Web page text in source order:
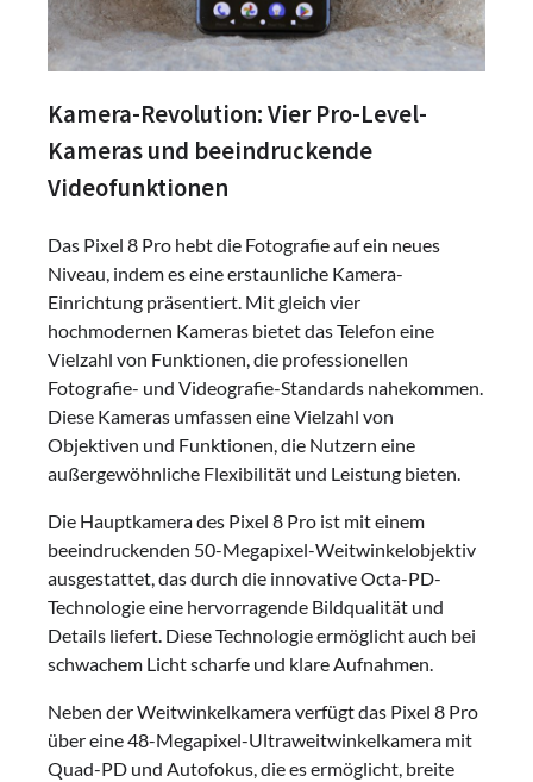
Kamera-Revolution: Vier Pro-Level-
Kameras und beeindruckende
Videofunktionen
Das Pixel 8 Pro hebt die Fotografie auf ein neues
Niveau, indem es eine erstaunliche Kamera-
Einrichtung präsentiert. Mit gleich vier
hochmodernen Kameras bietet das Telefon eine
Vielzahl von Funktionen, die professionellen
Fotografie- und Videografie-Standards nahekommen.
Diese Kameras umfassen eine Vielzahl von
Objektiven und Funktionen, die Nutzern eine
außergewöhnliche Flexibilität und Leistung bieten.
Die Hauptkamera des Pixel 8 Pro ist mit einem
beeindruckenden 50-Megapixel-Weitwinkelobjektiv
ausgestattet, das durch die innovative Octa-PD-
Technologie eine hervorragende Bildqualität und
Details liefert. Diese Technologie ermöglicht auch bei
schwachem Licht scharfe und klare Aufnahmen.
Neben der Weitwinkelkamera verfügt das Pixel 8 Pro
über eine 48-Megapixel-Ultraweitwinkelkamera mit
Quad-PD und Autofokus, die es ermöglicht, breite